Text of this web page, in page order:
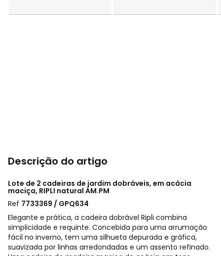
Descrição do artigo
Lote de 2 cadeiras de jardim dobráveis, em acácia
maciça, RIPLI natural AM.PM
Ref 7733369 / GPQ634
Elegante e prática, a cadeira dobrável Ripli combina
simplicidade e requinte. Concebida para uma arrumação
fácil no inverno, tem uma silhueta depurada e gráfica,
suavizada por linhas arredondadas e um assento refinado.